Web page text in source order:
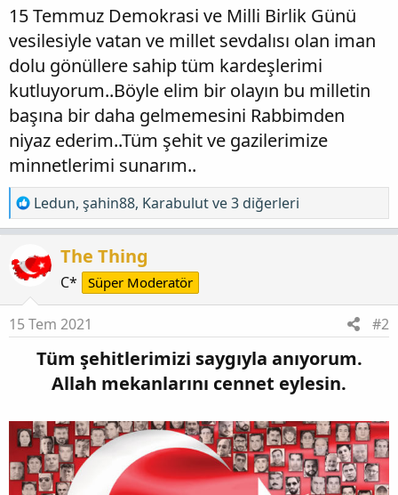
15 Temmuz Demokrasi ve Milli Birlik Günü
vesilesiyle vatan ve millet sevdalısı olan iman
dolu gönüllere sahip tüm kardeşlerimi
kutluyorum..Böyle elim bir olayın bu milletin
başına bir daha gelmemesini Rabbimden
niyaz ederim..Tüm şehit ve gazilerimize
minnetlerimi sunarım..
T
e
p
k
i
l
e
r
Ledun, şahin88, Karabulutve 3 diğerleri
The Thing
C* Süper Moderatör
15 Tem 2021 #2
Tüm şehitlerimizi saygıyla anıyorum.
Allah mekanlarını cennet eylesin.